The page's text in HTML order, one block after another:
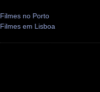
Filmes no Porto
Filmes em Lisboa